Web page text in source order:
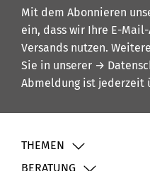
Mit dem Abonnieren
ein, dass wir Ihre E-
Versands nutzen.
Sie in unserer →
Abmeldung ist jederzeit
THEMEN
BERATUNG